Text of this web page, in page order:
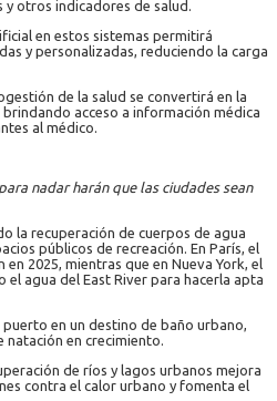
otros indicadores de salud.
en estos sistemas permitirá
y personalizadas, reduciendo la carga
de la salud se convertirá en la
acceso a información médica
al médico.
nadar harán que las ciudades sean
la recuperación de cuerpos de agua
públicos de recreación. En París, el
2025, mientras que en Nueva York, el
agua del East River para hacerla apta
en un destino de baño urbano,
natación en crecimiento.
de ríos y lagos urbanos mejora
contra el calor urbano y fomenta el